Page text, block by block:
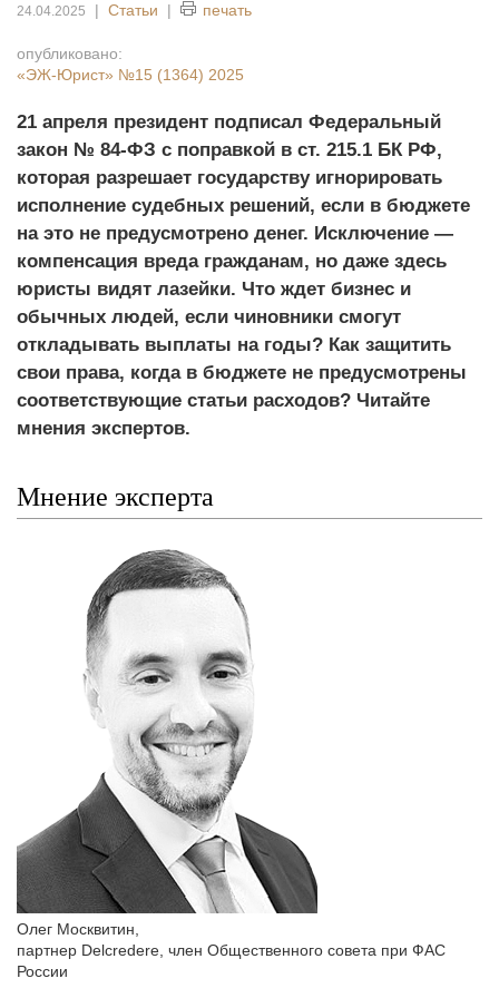
24.04.2025 | Статьи | печать
опубликовано:
«ЭЖ-Юрист» №15 (1364) 2025
21 апреля президент подписал Федеральный
закон № 84-ФЗ с поправкой в ст. 215.1 БК РФ,
которая разрешает государству игнорировать
исполнение судебных решений, если в бюджете
на это не предусмотрено денег. Исключение —
компенсация вреда гражданам, но даже здесь
юристы видят лазейки. Что ждет бизнес и
обычных людей, если чиновники смогут
откладывать выплаты на годы? Как защитить
свои права, когда в бюджете не предусмотрены
соответствующие статьи расходов? Читайте
мнения экспертов.
Мнение эксперта
Олег Москвитин
партнер Delcredere, член Общественного совета при ФАС
России